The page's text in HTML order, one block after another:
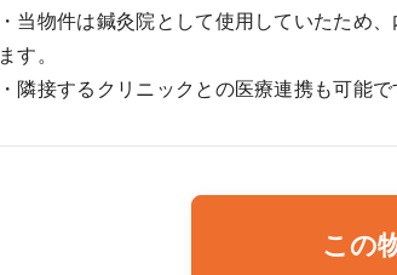
・当物件は鍼灸院として使用していたため
ます。
・隣接するクリニックとの医療連携も可能で
この